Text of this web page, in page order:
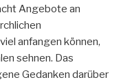
Angebote an
anfangen können,
sehnen. Das
Gedanken darüber